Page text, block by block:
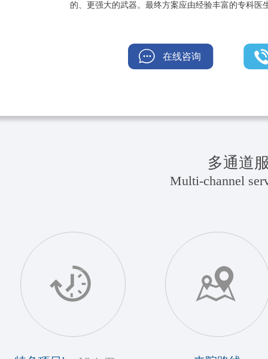
的、更强大的武器。最终方案应由经验丰富的专科医
在线咨询
多通道
Multi-channel